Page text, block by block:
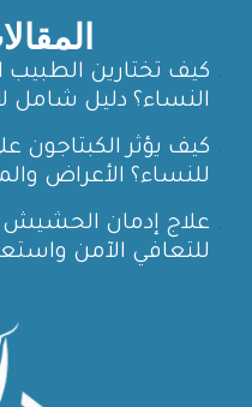
كيف تختارين الطبيب
النساء؟ دليل شامل
كيف يؤثر الكبتاجون
للنساء؟ الأعراض
علاج إدمان الحشيش
للتعافي الآمن